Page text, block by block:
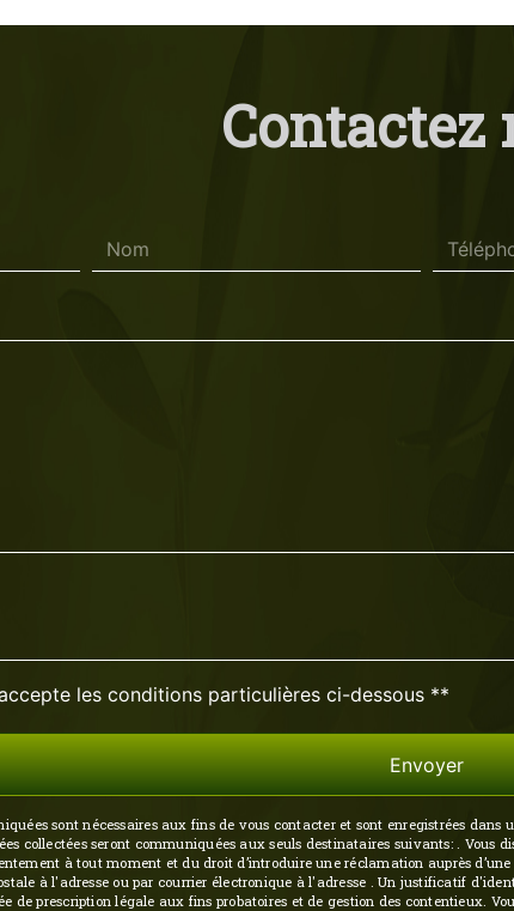
Contactez
les conditions particulières ci-dessous **
Envoyer
sont nécessaires aux fins de vous contacter et sont enregistrées
collectées seront communiquées aux seuls destinataires suivants: . Vous
à tout moment et du droit d’introduire une réclamation auprès
à l'adresse ou par courrier électronique à l'adresse . Un justificatif
de prescription légale aux fins probatoires et de gestion des contentieux.